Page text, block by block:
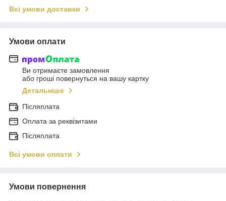
Всі умови доставки
Умови оплати
Ви отримаєте замовлення
або гроші повернуться на вашу картку
Детальніше
Післяплата
Оплата за реквізитами
Післяплата
Всі умови оплати
Умови повернення